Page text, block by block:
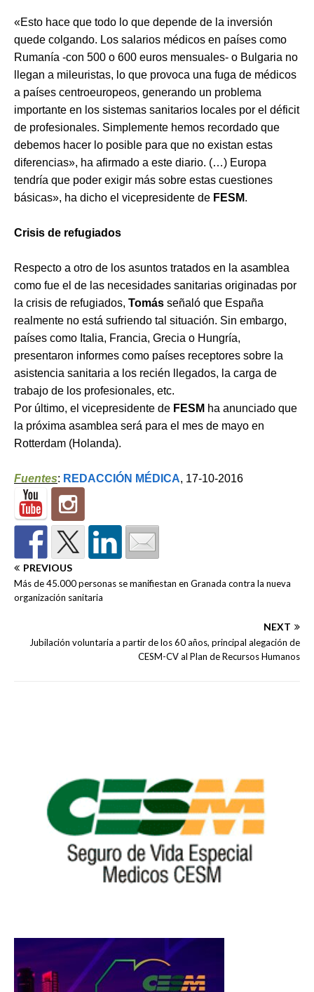
«Esto hace que todo lo que depende de la inversión
quede colgando. Los salarios médicos en países como
Rumanía -con 500 o 600 euros mensuales- o Bulgaria no
llegan a mileuristas, lo que provoca una fuga de médicos
a países centroeuropeos, generando un problema
importante en los sistemas sanitarios locales por el déficit
de profesionales. Simplemente hemos recordado que
debemos hacer lo posible para que no existan estas
diferencias», ha afirmado a este diario. (…) Europa
tendría que poder exigir más sobre estas cuestiones
básicas», ha dicho el vicepresidente de FESM.
Crisis de refugiados
Respecto a otro de los asuntos tratados en la asamblea
como fue el de las necesidades sanitarias originadas por
la crisis de refugiados, Tomás señaló que España
realmente no está sufriendo tal situación. Sin embargo,
países como Italia, Francia, Grecia o Hungría,
presentaron informes como países receptores sobre la
asistencia sanitaria a los recién llegados, la carga de
trabajo de los profesionales, etc.
Por último, el vicepresidente de FESM ha anunciado que
la próxima asamblea será para el mes de mayo en
Rotterdam (Holanda).
Fuentes: REDACCIÓN MÉDICA, 17-10-2016
PREVIOUS
Más de 45.000 personas se manifiestan en Granada contra la nueva
organización sanitaria
NEXT
Jubilación voluntaria a partir de los 60 años, principal alegación de
CESM-CV al Plan de Recursos Humanos